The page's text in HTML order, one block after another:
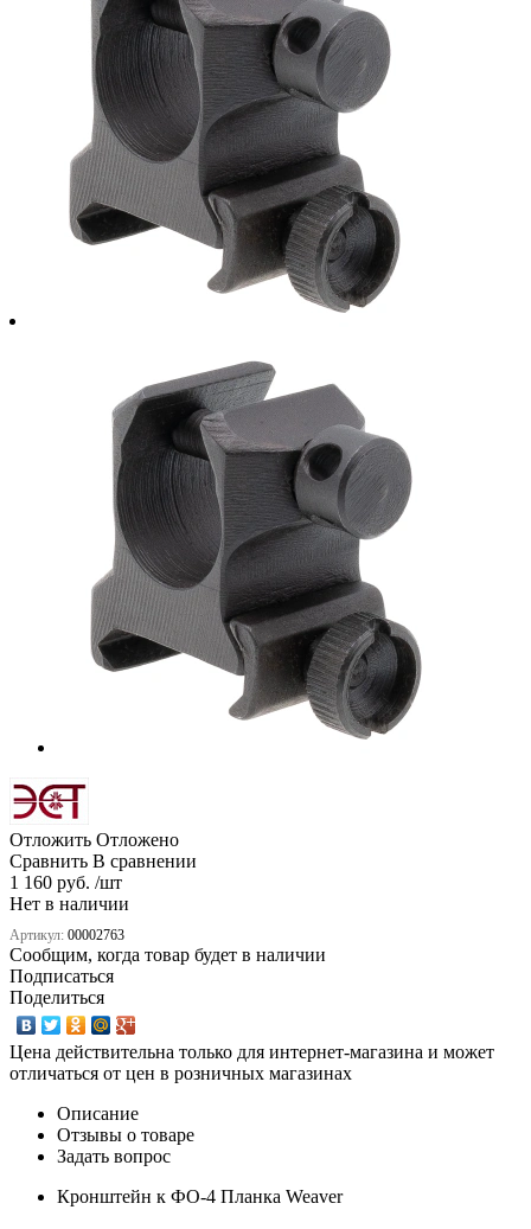
Отложить Отложено
Сравнить В сравнении
1 160 руб. /шт
Нет в наличии
Артикул: 00002763
Сообщим, когда товар будет в наличии
Подписаться
Поделиться
Цена действительна только для интернет-магазина и может
отличаться от цен в розничных магазинах
Описание
Отзывы о товаре
Задать вопрос
Кронштейн к ФО-4 Планка Weaver